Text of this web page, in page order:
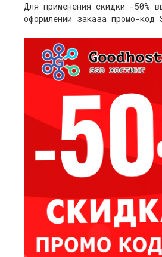
Для применения скидки -50%
оформлении заказа промо-код